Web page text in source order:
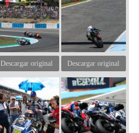
Descargar original Descargar original